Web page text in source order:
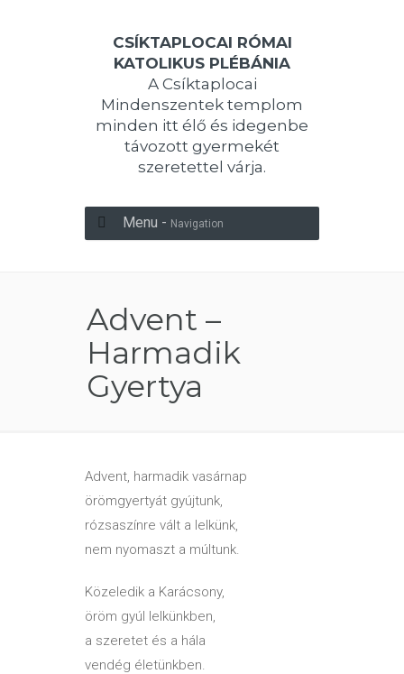
CSÍKTAPLOCAI RÓMAI
KATOLIKUS PLÉBÁNIA
A Csíktaplocai
Mindenszentek templom
minden itt élő és idegenbe
távozott gyermekét
szeretettel várja.
Menu - Navigation
Advent –
Harmadik
Gyertya
Advent, harmadik vasárnap
örömgyertyát gyújtunk,
rózsaszínre vált a lelkünk,
nem nyomaszt a múltunk.
Közeledik a Karácsony,
öröm gyúl lelkünkben,
a szeretet és a hála
vendég életünkben.